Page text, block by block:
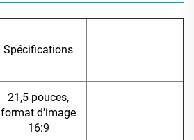
Spécifications
21,5 pouces,
format d'image
16:9